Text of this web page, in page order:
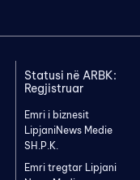
Statusi në ARBK:
Regjistruar
Emri i biznesit
LipjaniNews Medie
SH.P.K.
Emri tregtar Lipjani